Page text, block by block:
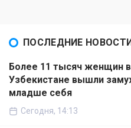
ПОСЛЕДНИЕ НОВОСТИ
Более 11 тысяч женщин в
Узбекистане вышли
младше себя
Сегодня, 14:13